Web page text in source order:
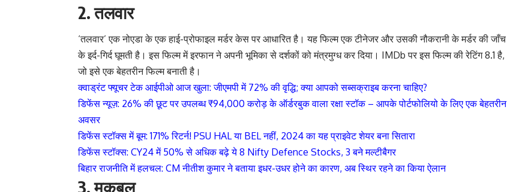
2. तलवार
‘तलवार’ एक नोएडा के एक हाई-प्रोफाइल मर्डर केस पर आधारित है। यह फिल्म एक टीनेजर और उसकी नौकरानी के मर्डर की जाँच
के इर्द-गिर्द घूमती है। इस फिल्म में इरफान ने अपनी भूमिका से दर्शकों को मंत्रमुग्ध कर दिया। IMDb पर इस फिल्म की रेटिंग 8.1 है,
जो इसे एक बेहतरीन फिल्म बनाती है।
क्वाड्रंट फ्यूचर टेक आईपीओ आज खुला: जीएमपी में 72% की वृद्धि; क्या आपको सब्सक्राइब करना चाहिए?
डिफेंस न्यूज़: 26% की छूट पर उपलब्ध ₹94,000 करोड़ के ऑर्डरबुक वाला रक्षा स्टॉक – आपके पोर्टफोलियो के लिए एक बेहतरीन
अवसर
डिफेंस स्टॉक्स में बूम: 171% रिटर्न! PSU HAL या BEL नहीं, 2024 का यह प्राइवेट शेयर बना सितारा
डिफेंस स्टॉक्स: CY24 में 50% से अधिक बढ़े ये 8 Nifty Defence Stocks, 3 बने मल्टीबैगर
बिहार राजनीति में हलचल: CM नीतीश कुमार ने बताया इधर-उधर होने का कारण, अब स्थिर रहने का किया ऐलान
3.मकबूल